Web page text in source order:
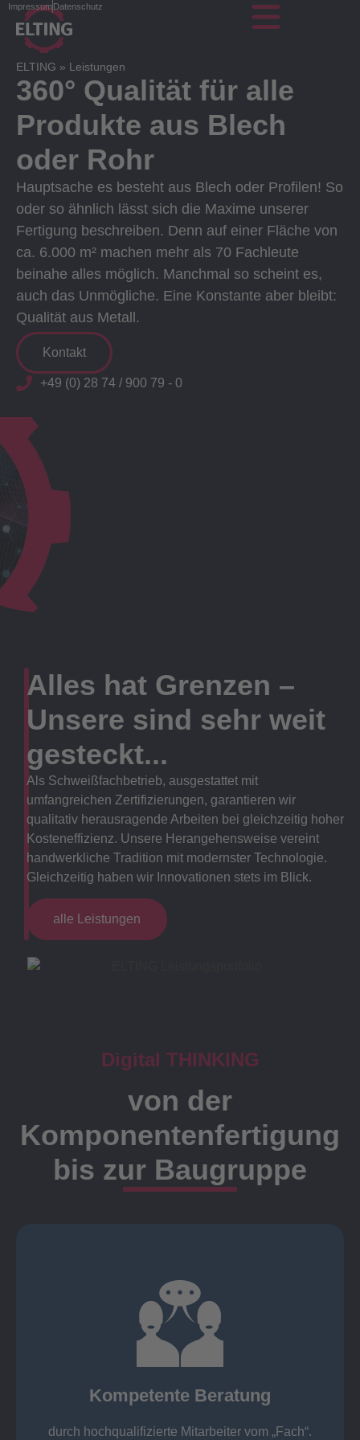
ImpressumDatenschutz
ELTING » Leistungen
360° Qualität für alle
Produkte aus Blech
oder Rohr
Hauptsache es besteht aus Blech oder Profilen! So
oder so ähnlich lässt sich die Maxime unserer
Fertigung beschreiben. Denn auf einer Fläche von
ca. 6.000 m² machen mehr als 70 Fachleute
beinahe alles möglich. Manchmal so scheint es,
auch das Unmögliche. Eine Konstante aber bleibt:
Qualität aus Metall.
Kontakt
+49 (0) 28 74 / 900 79 - 0
Alles hat Grenzen –
Unsere sind sehr weit
gesteckt...
Als Schweißfachbetrieb, ausgestattet mit
umfangreichen Zertifizierungen, garantieren wir
qualitativ herausragende Arbeiten bei gleichzeitig hoher
Kosteneffizienz. Unsere Herangehensweise vereint
handwerkliche Tradition mit modernster Technologie.
Gleichzeitig haben wir Innovationen stets im Blick.
alle Leistungen
Digital THINKING
von der
Komponentenfertigung
bis zur Baugruppe
Kompetente Beratung
durch hochqualifizierte Mitarbeiter vom „Fach“.
Kompetente Beratung durch
„Fach“.
findet die Kundenbetreuung ausschließlich durch
Meister, Techniker oder Ingenieure statt.
Ansprechpartner